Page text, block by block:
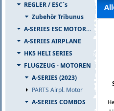
REGLER / ESC´s
Zubehör Tribunus
A-SERIES ESC MOTOR COMBO
A-SERIES AIRPLANE
HK5 HELI SERIES
FLUGZEUG - MOTOREN
A-SERIES (2023)
PARTS Airpl. Motor
A-SERIES COMBOS